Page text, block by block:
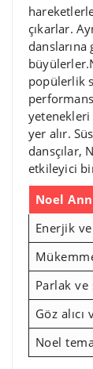
çıkarlar.
popülerlik
yetenekleri
yer alır.
dansçılar,
etkileyici
Noel
Enerjik
Parlak
Göz
Noel